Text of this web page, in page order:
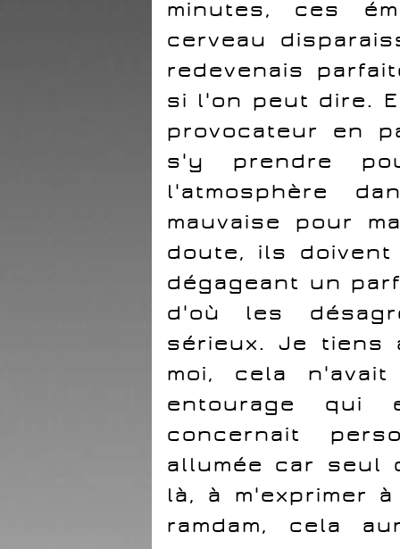
minutes, ces
cerveau
redevenais
si l'on peut dire.
provocateur en
s'y prendre
l'atmosphère
mauvaise pour
doute, ils
dégageant un
d'où les
sérieux. Je tiens
moi, cela
entourage
concernait
allumée car seul
là, à m'exprimer
ramdam, cela